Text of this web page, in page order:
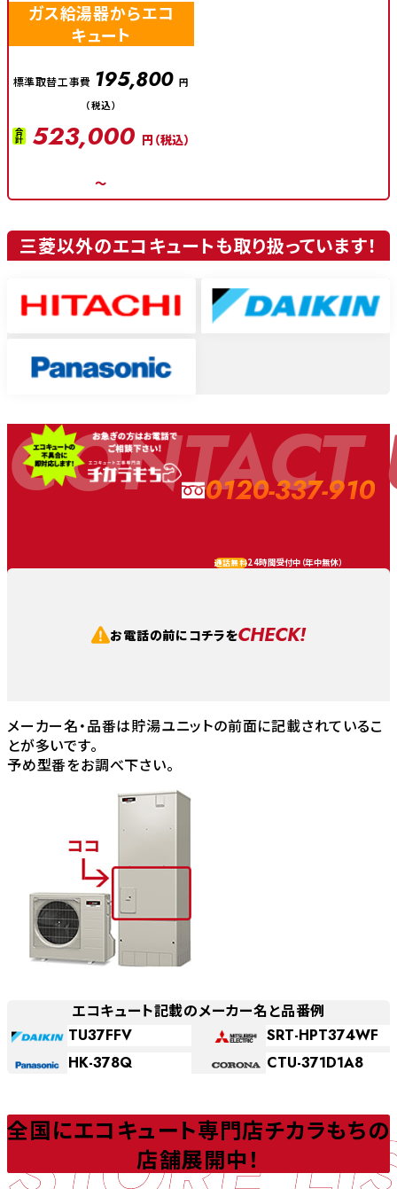
ガス給湯器からエコ
キュート
標準取替工事費 195,800円
（税込）
合計 523,000 円（税込）
～
三菱以外のエコキュートも取り扱っています！
CONTACT
0120-337-910
通話無料24時間受付中（年中無休）
お電話の前にコチラをCHECK!
メーカー名・品番は貯湯ユニットの前面に記載されているこ
とが多いです。
予め型番をお調べ下さい。
エコキュート記載のメーカー名と品番例
TU37FFV
SRT-HPT374WF
HK-378Q
CTU-371D1A8
全国にエコキュート専門店チカラもちの
店舗展開中！